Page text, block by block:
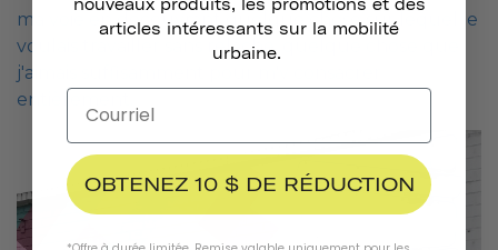
ma voie en découvrant quelque chose sur lequel je
voulais travailler sans relâche, quelque chose que
j'aimais suffisamment pour m'y consacrer
entièrement.
articles intéressants sur la mobilité
urbaine.
OBTENEZ 10 $ DE RÉDUCTION